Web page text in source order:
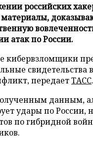
российских
материалы,
атак по России.
кибервзломщики
свидетельства
передаетТАСС.
данным,
удары по России,
по гибридной